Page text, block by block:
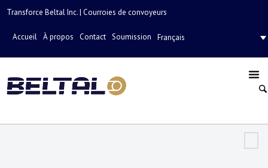
Transforce Beltal Inc. | Courroies de convoyeurs
Accueil À propos Contact Soumission Français